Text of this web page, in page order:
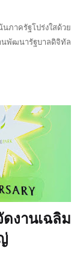
ภาครัฐโปร่งใสด้วย
ฒนารัฐบาลดิจิทัล
ดงานเฉลิม